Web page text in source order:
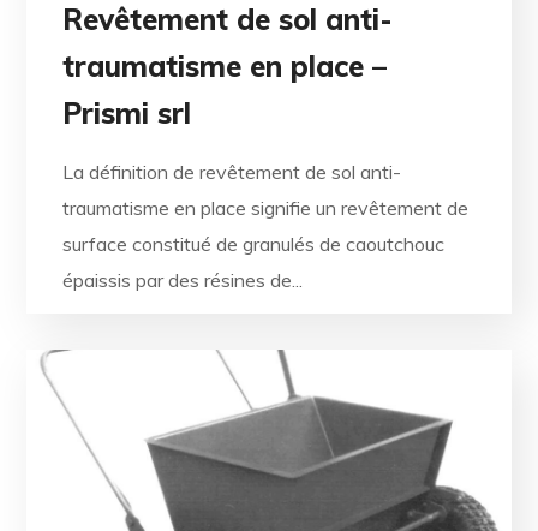
Revêtement de sol anti-
traumatisme en place –
Prismi srl
La définition de revêtement de sol anti-
traumatisme en place signifie un revêtement de
surface constitué de granulés de caoutchouc
épaissis par des résines de...